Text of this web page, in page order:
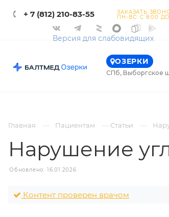
+ 7 (812) 210-83-55 ЗАКАЗАТЬ
ПН-ВС: С 8:00
Версия для слабовидящих
ОЗЕРКИ
СПб, Выборгское
Главная Пациентам Статьи
Нарушение
Обновлено: 16.01.2026
Контент проверен врачом